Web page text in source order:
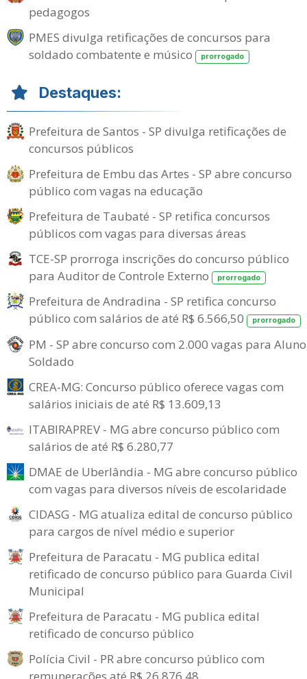
pedagogos
PMES divulga retificações de concursos para
soldado combatente e músico
prorrogado
Destaques:
Prefeitura de Santos - SP divulga retificações de
concursos públicos
Prefeitura de Embu das Artes - SP abre concurso
público com vagas na educação
Prefeitura de Taubaté - SP retifica concursos
públicos com vagas para diversas áreas
TCE-SP prorroga inscrições do concurso público
para Auditor de Controle Externo
prorrogado
Prefeitura de Andradina - SP retifica concurso
público com salários de até R$ 6.566,50
prorrogado
PM - SP abre concurso com 2.000 vagas para
Soldado
CREA-MG: Concurso público oferece vagas com
salários iniciais de até R$ 13.609,13
ITABIRAPREV - MG abre concurso público com
salários de até R$ 6.280,77
DMAE de Uberlândia - MG abre concurso público
com vagas para diversos níveis de escolaridade
CIDASG - MG atualiza edital de concurso público
para cargos de nível médio e superior
Prefeitura de Paracatu - MG publica edital
retificado de concurso público para Guarda Civil
Municipal
Prefeitura de Paracatu - MG publica edital
retificado de concurso público
Polícia Civil - PR abre concurso público com
remunerações até R$ 26.876,48